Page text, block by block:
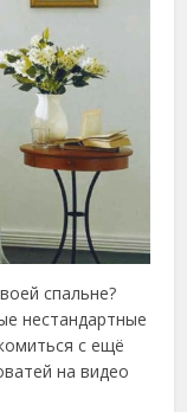
спальне?
нестандартные
с ещё
на видео